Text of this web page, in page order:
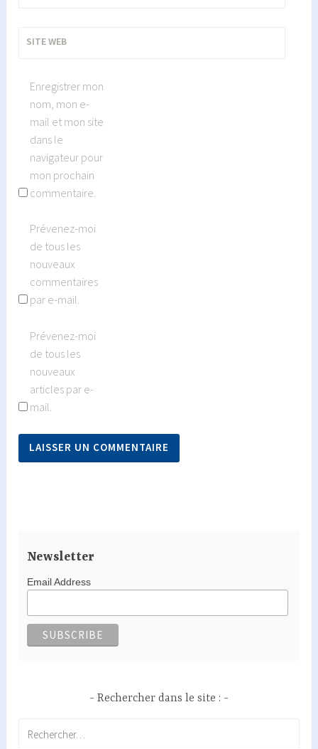
SITE WEB
Enregistrer mon
nom, mon e-
mail et mon site
dans le
navigateur pour
mon prochain
commentaire.
Prévenez-moi
de tous les
nouveaux
commentaires
par e-mail.
Prévenez-moi
de tous les
nouveaux
articles par e-
mail.
Newsletter
Email Address
Rechercher dans le site :